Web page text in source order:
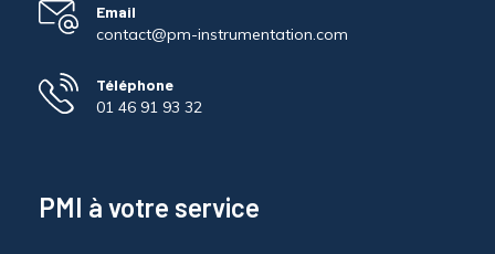
Email
contact@pm-instrumentation.com
Téléphone
01 46 91 93 32
PMI à votre service